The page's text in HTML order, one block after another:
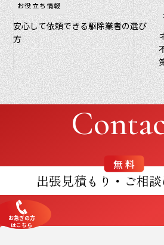
お役立ち情報
安心して依頼できる駆除業者の選び
方
無料
出張見積もり・ご相
お急ぎの方
はこちら